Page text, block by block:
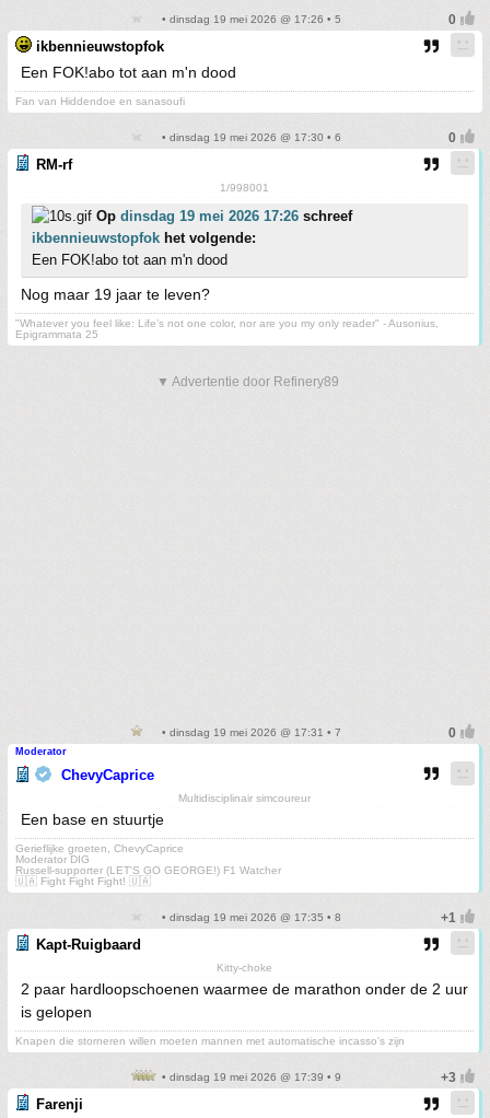
• dinsdag 19 mei 2026 @ 17:26 • 5
ikbennieuwstopfok
Een FOK!abo tot aan m'n dood
Fan van Hiddendoe en sanasoufi
• dinsdag 19 mei 2026 @ 17:30 • 6
RM-rf
1/998001
Op dinsdag 19 mei 2026 17:26 schreef
ikbennieuwstopfok het volgende:
Een FOK!abo tot aan m'n dood
Nog maar 19 jaar te leven?
"Whatever you feel like: Life’s not one color, nor are you my only reader" - Ausonius,
Epigrammata 25
▼ Advertentie door Refinery89
• dinsdag 19 mei 2026 @ 17:31 • 7
Moderator
ChevyCaprice
Multidisciplinair simcoureur
Een base en stuurtje
Gerieflijke groeten, ChevyCaprice
Moderator DIG
Russell-supporter (LET'S GO GEORGE!) F1 Watcher
🇺🇦 Fight Fight Fight! 🇺🇦
• dinsdag 19 mei 2026 @ 17:35 • 8
Kapt-Ruigbaard
Kitty-choke
2 paar hardloopschoenen waarmee de marathon onder de 2 uur
is gelopen
Knapen die storneren willen moeten mannen met automatische incasso's zijn
• dinsdag 19 mei 2026 @ 17:39 • 9
Farenji